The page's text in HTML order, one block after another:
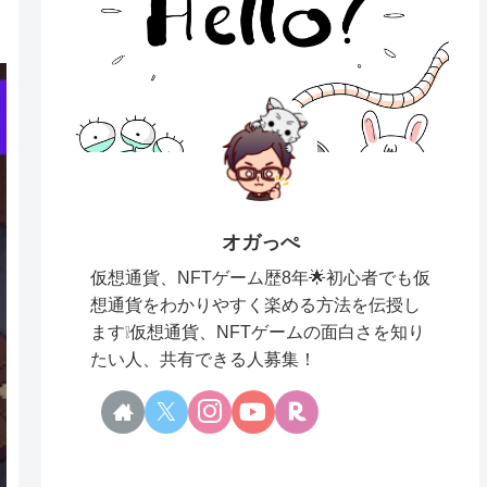
オガっぺ
仮想通貨、NFTゲーム歴8年🌟初心者でも仮
想通貨をわかりやすく楽める方法を伝授し
ます❕仮想通貨、NFTゲームの面白さを知り
たい人、共有できる人募集！